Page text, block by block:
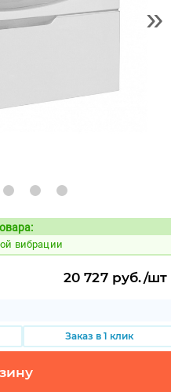
»
Код:
421510
вибрации
20 727 руб./шт
Заказ в 1 клик